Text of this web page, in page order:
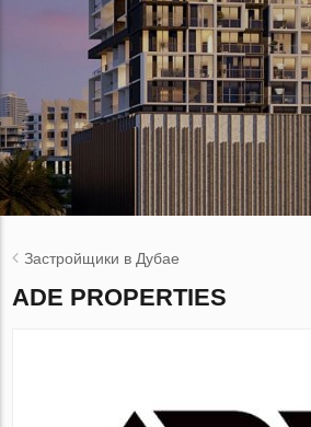
Застройщики в Дубае
ADE PROPERTIES